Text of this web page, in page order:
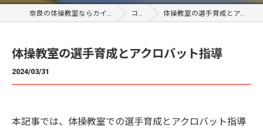
奈良の体操教室ならカイト体操クラブ コラム 体操教室の選手育成とアクロバット指導
体操教室の選手育成とアクロバット指導
2024/03/31
本記事では、体操教室での選手育成とアクロバット指導